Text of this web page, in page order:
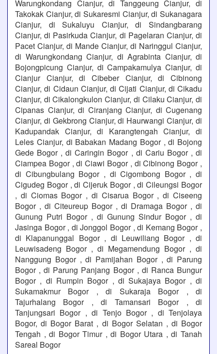
Warungkondang Cianjur, di Tanggeung Cianjur, di
Takokak Cianjur, di Sukaresmi Cianjur, di Sukanagara
Cianjur, di Sukaluyu Cianjur, di Sindangbarang
Cianjur, di Pasirkuda Cianjur, di Pagelaran Cianjur, di
Pacet Cianjur, di Mande Cianjur, di Naringgul Cianjur,
di Warungkondang Cianjur, di Agrabinta Cianjur, di
Bojongpicung Cianjur, di Campakamulya Cianjur, di
Cianjur Cianjur, di Cibeber Cianjur, di Cibinong
Cianjur, di Cidaun Cianjur, di Cijati Cianjur, di Cikadu
Cianjur, di Cikalongkulon Cianjur, di Cilaku Cianjur, di
Cipanas Cianjur, di Ciranjang Cianjur, di Cugenang
Cianjur, di Gekbrong Cianjur, di Haurwangi Cianjur, di
Kadupandak Cianjur, di Karangtengah Cianjur, di
Leles Cianjur, di Babakan Madang Bogor , di Bojong
Gede Bogor , di Caringin Bogor , di Cariu Bogor , di
Ciampea Bogor , di Ciawi Bogor , di Cibinong Bogor ,
di Cibungbulang Bogor , di Cigombong Bogor , di
Cigudeg Bogor , di Cijeruk Bogor , di Cileungsi Bogor
, di Ciomas Bogor , di Cisarua Bogor , di Ciseeng
Bogor , di Citeureup Bogor , di Dramaga Bogor , di
Gunung Putri Bogor , di Gunung Sindur Bogor , di
Jasinga Bogor , di Jonggol Bogor , di Kemang Bogor ,
di Klapanunggal Bogor , di Leuwiliang Bogor , di
Leuwisadeng Bogor , di Megamendung Bogor , di
Nanggung Bogor , di Pamijahan Bogor , di Parung
Bogor , di Parung Panjang Bogor , di Ranca Bungur
Bogor , di Rumpin Bogor , di Sukajaya Bogor , di
Sukamakmur Bogor , di Sukaraja Bogor , di
Tajurhalang Bogor , di Tamansari Bogor , di
Tanjungsari Bogor , di Tenjo Bogor , di Tenjolaya
Bogor, di Bogor Barat , di Bogor Selatan , di Bogor
Tengah , di Bogor Timur , di Bogor Utara , di Tanah
Sareal Bogor